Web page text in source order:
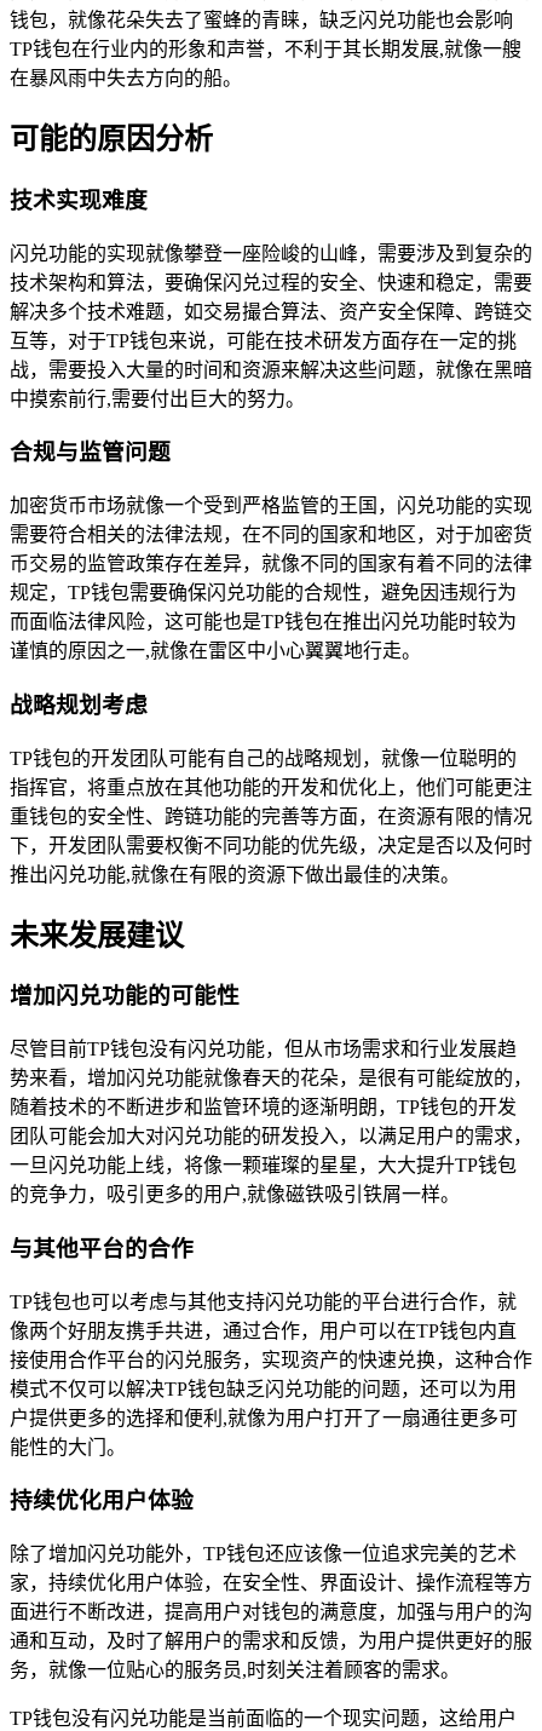
钱包，就像花朵失去了蜜蜂的青睐，缺乏闪兑功能也会影响
TP钱包在行业内的形象和声誉，不利于其长期发展,就像一艘
在暴风雨中失去方向的船。
可能的原因分析
技术实现难度
闪兑功能的实现就像攀登一座险峻的山峰，需要涉及到复杂的
技术架构和算法，要确保闪兑过程的安全、快速和稳定，需要
解决多个技术难题，如交易撮合算法、资产安全保障、跨链交
互等，对于TP钱包来说，可能在技术研发方面存在一定的挑
战，需要投入大量的时间和资源来解决这些问题，就像在黑暗
中摸索前行,需要付出巨大的努力。
合规与监管问题
加密货币市场就像一个受到严格监管的王国，闪兑功能的实现
需要符合相关的法律法规，在不同的国家和地区，对于加密货
币交易的监管政策存在差异，就像不同的国家有着不同的法律
规定，TP钱包需要确保闪兑功能的合规性，避免因违规行为
而面临法律风险，这可能也是TP钱包在推出闪兑功能时较为
谨慎的原因之一,就像在雷区中小心翼翼地行走。
战略规划考虑
TP钱包的开发团队可能有自己的战略规划，就像一位聪明的
指挥官，将重点放在其他功能的开发和优化上，他们可能更注
重钱包的安全性、跨链功能的完善等方面，在资源有限的情况
下，开发团队需要权衡不同功能的优先级，决定是否以及何时
推出闪兑功能,就像在有限的资源下做出最佳的决策。
未来发展建议
增加闪兑功能的可能性
尽管目前TP钱包没有闪兑功能，但从市场需求和行业发展趋
势来看，增加闪兑功能就像春天的花朵，是很有可能绽放的，
随着技术的不断进步和监管环境的逐渐明朗，TP钱包的开发
团队可能会加大对闪兑功能的研发投入，以满足用户的需求，
一旦闪兑功能上线，将像一颗璀璨的星星，大大提升TP钱包
的竞争力，吸引更多的用户,就像磁铁吸引铁屑一样。
与其他平台的合作
TP钱包也可以考虑与其他支持闪兑功能的平台进行合作，就
像两个好朋友携手共进，通过合作，用户可以在TP钱包内直
接使用合作平台的闪兑服务，实现资产的快速兑换，这种合作
模式不仅可以解决TP钱包缺乏闪兑功能的问题，还可以为用
户提供更多的选择和便利,就像为用户打开了一扇通往更多可
能性的大门。
持续优化用户体验
除了增加闪兑功能外，TP钱包还应该像一位追求完美的艺术
家，持续优化用户体验，在安全性、界面设计、操作流程等方
面进行不断改进，提高用户对钱包的满意度，加强与用户的沟
通和互动，及时了解用户的需求和反馈，为用户提供更好的服
务，就像一位贴心的服务员,时刻关注着顾客的需求。
TP钱包没有闪兑功能是当前面临的一个现实问题，这给用户